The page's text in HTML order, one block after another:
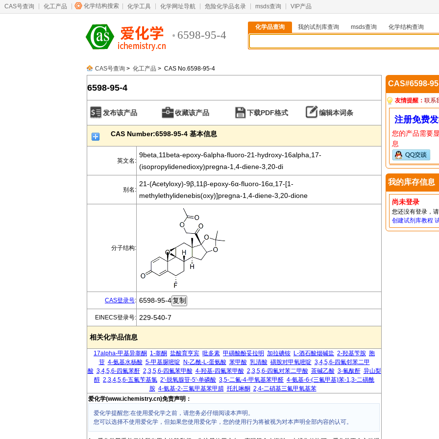
CAS号查询 化工产品 化学结构搜索 化学工具 化学网址导航 危险化学品名录 msds查询 VIP产品
6598-95-4
化学品查询 我的试剂库查询 msds查询
化学结构查询
CAS号查询 > 化工产品 > CAS No.6598-95-4
6598-95-4
发布该产品 收藏该产品 下载PDF格式 编辑本词条
CAS Number:6598-95-4 基本信息
英文名:
9beta,11beta-epoxy-6alpha-fluoro-21-hydroxy-16alpha,17-
(isopropylidenedioxy)pregna-1,4-diene-3,20-di
别名:
21-(Acetyloxy)-9β,11β-epoxy-6α-fluoro-16α,17-[1-
methylethylidenebis(oxy)]pregna-1,4-diene-3,20-dione
分子结构:
CAS登录号: 6598-95-4
EINECS登录号: 229-540-7
相关化学品信息
17alpha-甲基异睾酮 1-睾酮 盐酸育亨宾 吡多素 甲磺酸酚妥拉明 加拉碘铵 L-酒石酸烟碱盐 2-羟基苄胺 胞
苷 4-氨基水杨酸 5-甲基脲嘧啶 N-乙酰-L-蛋氨酸 苯甲酸 乳清酸 磺胺对甲氧嘧啶 3,4,5,6-四氟邻苯二甲
酸 3,4,5,6-四氟苯酐 2,3,5,6-四氟苯甲酸 4-羟基-四氟苯甲酸 2,3,5,6-四氟对苯二甲酸 茶碱乙酸 3-氟酞酐 异山梨
醇 2,3,4,5,6-五氟苄基氯 2'-脱氧腺苷-5'-单磷酸 3,5-二氟-4-甲氧基苯甲醛 4-氨基-6-(三氟甲基)苯-1,3-二磺酰
胺 4-氨基-2-三氟甲基苯甲腈 托扎啉酮 2,4-二硝基三氟甲氧基苯
爱化学(www.ichemistry.cn)免责声明：
爱化学提醒您:在使用爱化学之前，请您务必仔细阅读本声明。
您可以选择不使用爱化学，但如果您使用爱化学，您的使用行为将被视为对本声明全部内容的认可。
CAS#6598-
友情提醒： 联系
注册免费
您的产品需要
息
我的库存信息
尚未登录
您还没有登录，
创建试剂库教程